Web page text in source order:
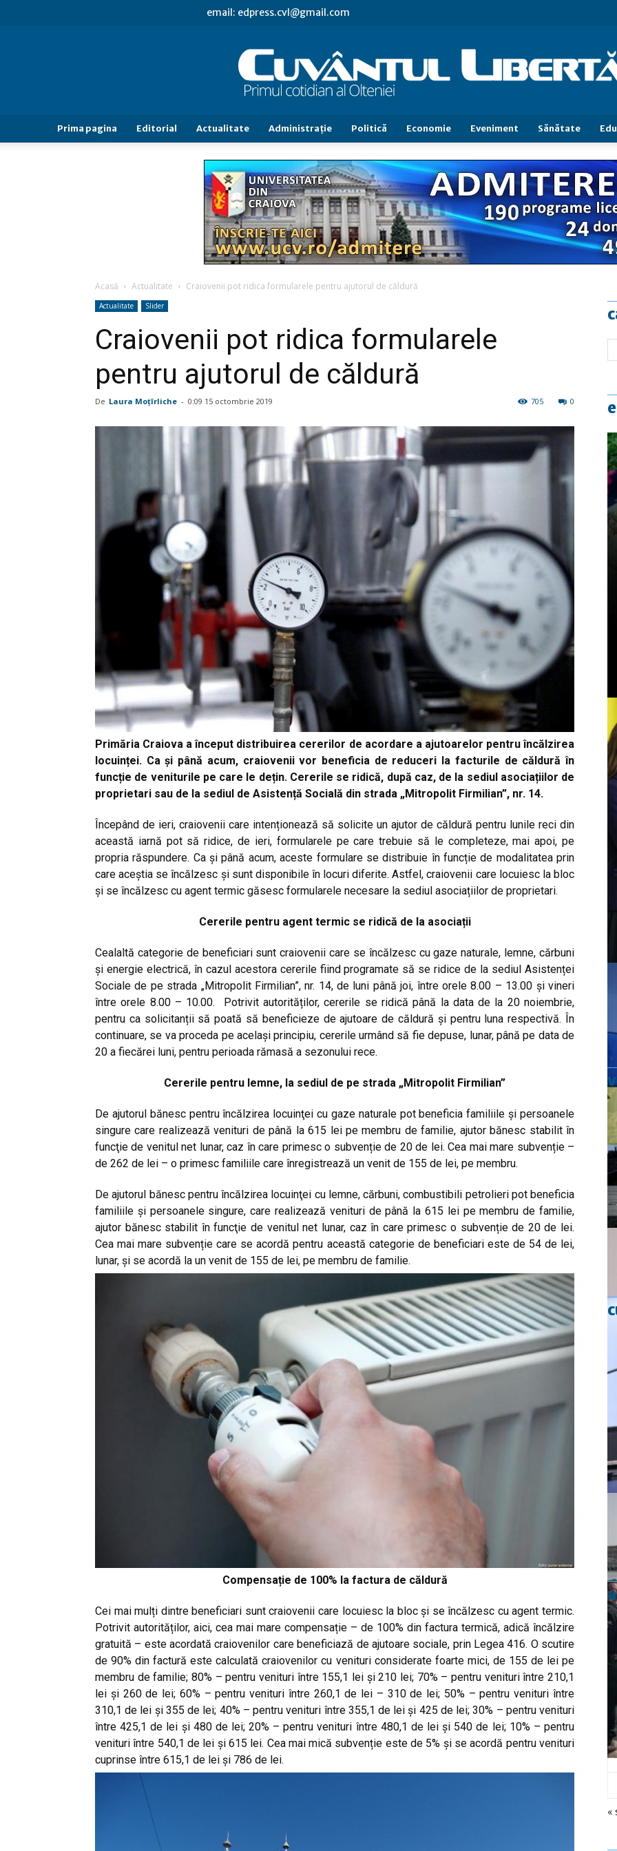
email: edpress.cvl@gmail.com
Cuvântul
Libertăţii
Prima pagina Editorial Actualitate Administraţie Politică Economie Eveniment Sănătate
Acasă Actualitate Craiovenii pot ridica formularele pentru ajutorul de căldură
Actualitate Slider
Craiovenii pot ridica formularele
pentru ajutorul de căldură
De Laura Moţîrliche - 0:09 15 octombrie 2019 0
705
Primăria Craiova a început distribuirea cererilor de acordare a ajutoarelor pentru încălzirea
locuinței. Ca și până acum, craiovenii vor beneficia de reduceri la facturile de căldură în
funcție de veniturile pe care le dețin. Cererile se ridică, după caz, de la sediul asociațiilor de
proprietari sau de la sediul de Asistență Socială din strada „Mitropolit Firmilian”, nr. 14.
Începând de ieri, craiovenii care intenționează să solicite un ajutor de căldură pentru lunile reci din
această iarnă pot să ridice, de ieri, formularele pe care trebuie să le completeze, mai apoi, pe
propria răspundere. Ca și până acum, aceste formulare se distribuie în funcție de modalitatea prin
care aceștia se încălzesc și sunt disponibile în locuri diferite. Astfel, craiovenii care locuiesc la bloc
și se încălzesc cu agent termic găsesc formularele necesare la sediul asociațiilor de proprietari.
Cererile pentru agent termic se ridică de la asociații
Cealaltă categorie de beneficiari sunt craiovenii care se încălzesc cu gaze naturale, lemne, cărbuni
și energie electrică, în cazul acestora cererile fiind programate să se ridice de la sediul Asistenței
Sociale de pe strada „Mitropolit Firmilian”, nr. 14, de luni până joi, între orele 8.00 – 13.00 şi vineri
între orele 8.00 – 10.00. Potrivit autorităților, cererile se ridică până la data de la 20 noiembrie,
pentru ca solicitanții să poată să beneficieze de ajutoare de căldură și pentru luna respectivă. În
continuare, se va proceda pe același principiu, cererile urmând să fie depuse, lunar, până pe data de
20 a fiecărei luni, pentru perioada rămasă a sezonului rece.
Cererile pentru lemne, la sediul de pe strada „Mitropolit Firmilian”
De ajutorul bănesc pentru încălzirea locuinţeicu gaze naturale pot beneficia familiile şi persoanele
singure care realizează venituri de până la 615 lei pe membru de familie, ajutor bănesc stabilit în
funcţie de venitul net lunar, caz în care primesc o subvenție de 20 de lei. Cea mai mare subvenție –
de 262 de lei – o primesc familiile care înregistrează un venit de 155 de lei, pe membru.
De ajutorul bănesc pentru încălzirea locuinţei cu lemne, cărbuni, combustibili petrolieri pot beneficia
familiile şi persoanele singure, care realizează venituri de până la 615 lei pe membru de familie,
ajutor bănesc stabilit în funcţie de venitul net lunar, caz în care primesc o subvenție de 20 de lei.
Cea mai mare subvenție care se acordă pentru această categorie de beneficiari este de 54 de lei,
lunar, și se acordă la un venit de 155 de lei, pe membru de familie.
Compensație de 100% la factura de căldură
Cei mai mulți dintre beneficiari sunt craiovenii care locuiesc la bloc și se încălzesc cu agent termic.
Potrivit autorităților, aici, cea mai mare compensație – de 100% din factura termică, adică încălzire
gratuită – este acordată craiovenilor care beneficiază de ajutoare sociale, prin Legea 416. O scutire
de 90% din factură este calculată craiovenilor cu venituri considerate foarte mici, de 155 de lei pe
membru de familie; 80% – pentru venituri între 155,1 lei și 210 lei; 70% – pentru venituri între 210,1
lei și 260 de lei; 60% – pentru venituri între 260,1 de lei – 310 de lei; 50% – pentru venituri între
310,1 de lei și 355 de lei; 40% – pentru venituri între 355,1 de lei și 425 de lei; 30% – pentru venituri
între 425,1 de lei și 480 de lei; 20% – pentru venituri între 480,1 de lei și 540 de lei; 10% – pentru
venituri între 540,1 de lei și 615 lei. Cea mai mică subvenție este de 5% și se acordă pentru venituri
cuprinse între 615,1 de lei și 786 de lei.
«